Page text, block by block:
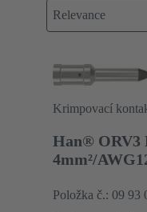
Relevance
Krimpovací
Han® ORV3
4mm²/
Položka č.: 09 93